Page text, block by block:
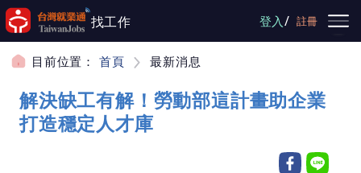
跳到主要內容
找工作 登入/ 註冊
目前位置： 首頁 最新消息
解決缺工有解！勞動部這計畫助企業
打造穩定人才庫